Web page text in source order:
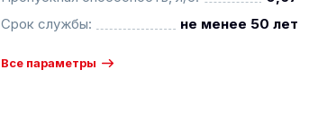
Срок службы:
не менее 50 лет
Все параметры